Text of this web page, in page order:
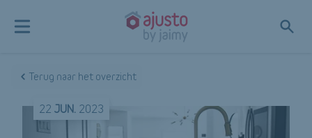
Terug naar het overzicht
22 JUN. 2023